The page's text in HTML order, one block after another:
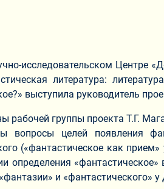
исследовательском Центре
литература:
выступила руководитель
рабочей группы проекта Т.Г.
целей появления
(«фантастическое как
определения
и «фантастического» у